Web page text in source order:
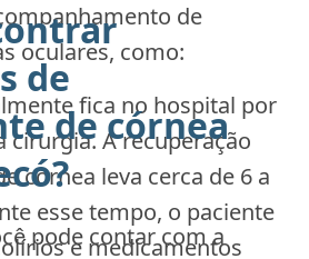
de
oculares, como:
fica no hospital por
cirurgia. A recuperação
córnea leva cerca de 6 a
esse tempo, o paciente
e medicamentos
de
de córnea
pode contar com a